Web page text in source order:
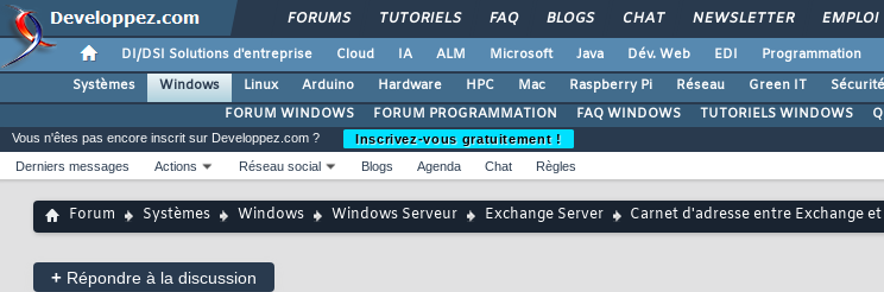
FORUMS TUTORIELS FAQ BLOGS CHAT NEWSLETTER EMPLOI
DI/DSI Solutions d'entreprise Cloud IA ALM Microsoft Java Dév. Web EDI Programmation
Systèmes
Windows Linux Arduino Hardware HPC Mac Raspberry Pi Réseau Green IT Sécurité
FORUM WINDOWS
FORUM PROGRAMMATION FAQ WINDOWS TUTORIELS WINDOWS
Vous n'êtes pas encore inscrit sur Developpez.com ?
Inscrivez-vous gratuitement !
Derniers messages
Actions Réseau social Blogs Agenda Chat Règles
Forum Systèmes Windows Windows Serveur Exchange Server Carnet d'adresse entre Exchange
+ Répondre à la discussion